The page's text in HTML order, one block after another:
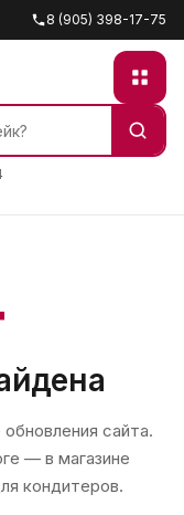
8 (905) 398-17-75
сайта.
— в магазине
кондитеров.